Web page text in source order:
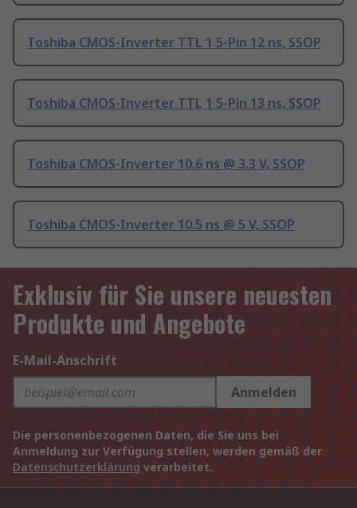
Toshiba CMOS-Inverter TTL 1 5-Pin 12 ns, SSOP
Toshiba CMOS-Inverter TTL 1 5-Pin 13 ns, SSOP
Toshiba CMOS-Inverter 10.6 ns @ 3.3 V, SSOP
Toshiba CMOS-Inverter 10.5 ns @ 5 V, SSOP
Exklusiv für Sie unsere neuesten
Produkte und Angebote
E-Mail-Anschrift
Anmelden
Die personenbezogenen Daten, die Sie uns bei
Anmeldung zur Verfügung stellen, werden gemäß der
Datenschutzerklärung verarbeitet.